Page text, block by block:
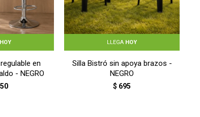
HOY
en
- NEGRO
LLEGA HOY
Silla Bistró sin apoya brazos -
NEGRO
$ 695